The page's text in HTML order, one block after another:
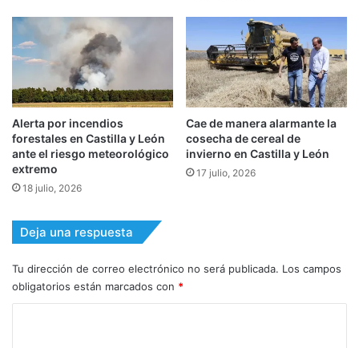
Alerta por incendios
forestales en Castilla y León
ante el riesgo meteorológico
extremo
18 julio, 2026
Cae de manera alarmante la
cosecha de cereal de
invierno en Castilla y León
17 julio, 2026
Deja una respuesta
Tu dirección de correo electrónico no será publicada. Los campos
obligatorios están marcados con *